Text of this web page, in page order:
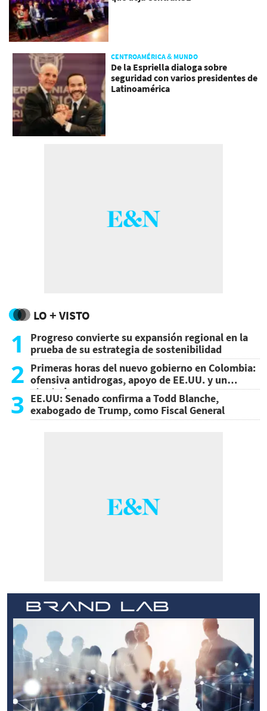
CENTROAMÉRICA & MUNDO
De la Espriella dialoga sobre
seguridad con varios presidentes de
Latinoamérica
LO + VISTO
1
Progreso convierte su expansión regional en la
prueba de su estrategia de sostenibilidad
2 Primeras horas del nuevo gobierno en Colombia:
ofensiva antidrogas, apoyo de EE.UU. y un
atentado
3 EE.UU: Senado confirma a Todd Blanche,
exabogado de Trump, como Fiscal General